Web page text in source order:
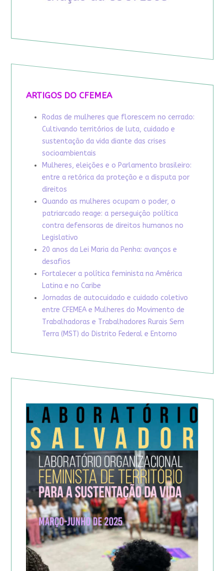
ARTIGOS DO CFEMEA
Rodas de mulheres que florescem no cerrado:
Cultivando territórios de luta, cuidado e
sustentação da vida diante das crises
socioambientais
Mulheres, eleições e o Parlamento brasileiro:
entre a retórica da proteção e a disputa por
direitos
Quando as mulheres ocupam o poder, o
patriarcado reage: a perseguição política
contra defensoras de direitos humanos no
Legislativo
20 anos da Lei Maria da Penha: avanços e
desafios
Fortalecer a política feminista na América
Latina e no Caribe
Jornadas de autocuidado e cuidado coletivo
entre CFEMEA e Mulheres do Movimento de
Trabalhadoras e Trabalhadores Rurais Sem
Terra (MST) do Distrito Federal e Entorno